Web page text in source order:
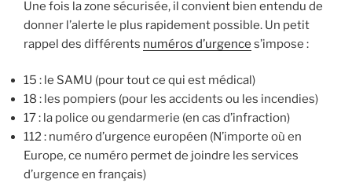
Une fois la zone sécurisée, il convient bien entendu de
donner l’alerte le plus rapidement possible. Un petit
rappel des différents numéros d’urgence s’impose :
15 : le SAMU (pour tout ce qui est médical)
18 : les pompiers (pour les accidents ou les incendies)
17 : la police ou gendarmerie (en cas d’infraction)
112 : numéro d’urgence européen (N’importe où en
Europe, ce numéro permet de joindre les services
d’urgence en français)